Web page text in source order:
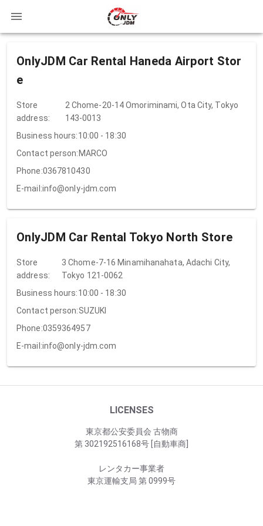
OnlyJDM Car Rental Haneda Airport Stor
e
Store
address:
2 Chome-20-14 Omoriminami, Ota City, Tokyo
143-0013
Business hours:10:00 - 18:30
Contact person: MARCO
Phone:0367810430
E-mail:info@only-jdm.com
OnlyJDM Car Rental Tokyo North Store
Store
address:
3 Chome-7-16 Minamihanahata, Adachi City,
Tokyo 121-0062
Business hours:10:00 - 18:30
Contact person:SUZUKI
Phone:0359364957
E-mail:info@only-jdm.com
LICENSES
東京都公安委員会 古物商
第 302192516168号 [自動車商]
レンタカー事業者
東京運輸支局 第 0999号